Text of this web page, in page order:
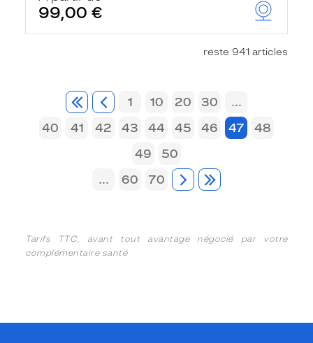
99,00 €
reste 941 articles
1 10 20 30
...
40
41 42 43 44 45 46 47
48
49
50
...
60 70
Tarifs TTC, avant tout avantage négocié par votre
complémentaire santé